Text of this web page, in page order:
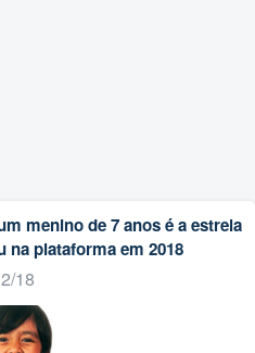
menino de 7 anos é a estrela
na plataforma em 2018
18